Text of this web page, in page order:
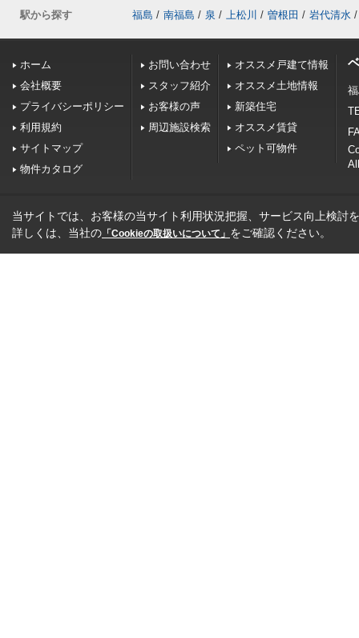
駅から探す
福島 / 南福島 / 泉 / 上松川 / 曽根田 / 岩代清水 /
ホーム
会社概要
プライバシーポリシー
利用規約
サイトマップ
物件カタログ
お問い合わせ
スタッフ紹介
お客様の声
周辺施設検索
オススメ戸建て情報
オススメ土地情報
新築住宅
オススメ賃貸
ペット可物件
当サイトでは、お客様の当サイト利用状況把握、サービス向上検討
詳しくは、当社の 「Cookieの取扱いについて」 をご確認ください。